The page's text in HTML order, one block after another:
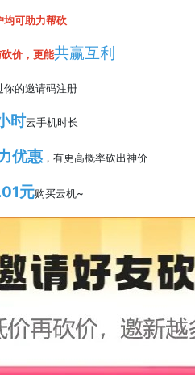
均可助力帮砍
价，更能共赢互利
你的邀请码注册
时云手机时长
优惠 ，有更高概率砍出神价
元购买云机~